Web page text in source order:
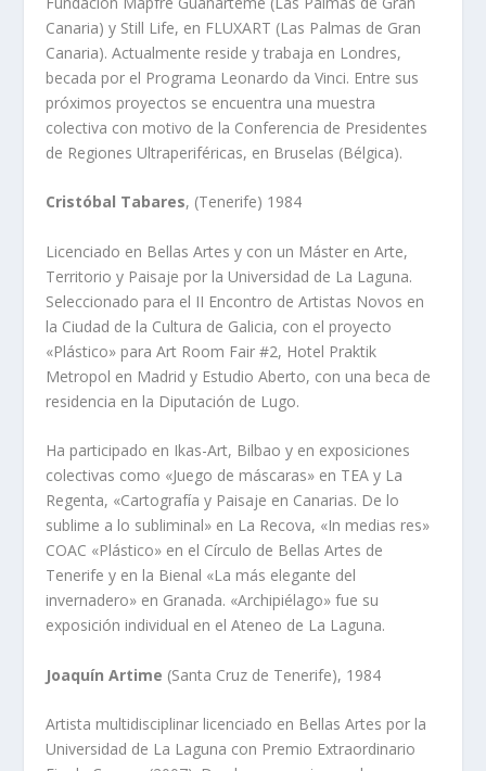
Canaria) y Still Life, en FLUXART (Las Palmas de Gran
Canaria). Actualmente reside y trabaja en Londres,
becada por el Programa Leonardo da Vinci. Entre sus
próximos proyectos se encuentra una muestra
colectiva con motivo de la Conferencia de Presidentes
de Regiones Ultraperiféricas, en Bruselas (Bélgica).
Cristóbal Tabares, (Tenerife) 1984
Licenciado en Bellas Artes y con un Máster en Arte,
Territorio y Paisaje por la Universidad de La Laguna.
Seleccionado para el II Encontro de Artistas Novos en
la Ciudad de la Cultura de Galicia, con el proyecto
«Plástico» para Art Room Fair #2, Hotel Praktik
Metropol en Madrid y Estudio Aberto, con una beca de
residencia en la Diputación de Lugo.
Ha participado en Ikas-Art, Bilbao y en exposiciones
colectivas como «Juego de máscaras» en TEA y La
Regenta, «Cartografía y Paisaje en Canarias. De lo
sublime a lo subliminal» en La Recova, «In medias res»
COAC «Plástico» en el Círculo de Bellas Artes de
Tenerife y en la Bienal «La más elegante del
invernadero» en Granada. «Archipiélago» fue su
exposición individual en el Ateneo de La Laguna.
Joaquín Artime (Santa Cruz de Tenerife), 1984
Artista multidisciplinar licenciado en Bellas Artes por la
Universidad de La Laguna con Premio Extraordinario